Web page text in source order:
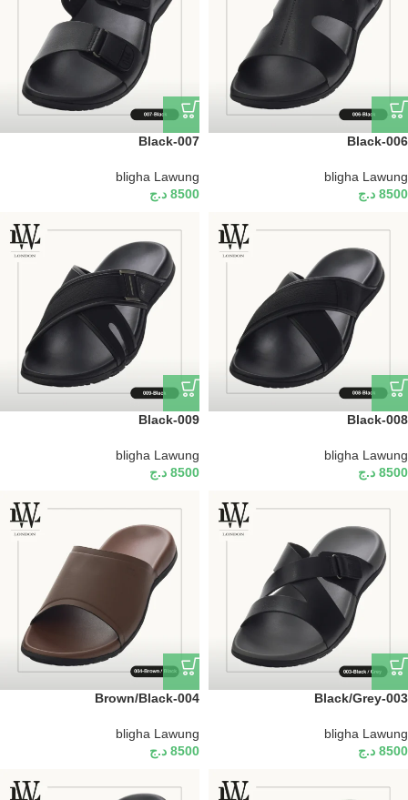
Black-006
bligha Lawung
8500 د.ج
Black-007
bligha Lawung
8500 د.ج
Black-008
bligha Lawung
8500 د.ج
Black-009
bligha Lawung
8500 د.ج
Black/Grey-003
bligha Lawung
8500 د.ج
Brown/Black-004
bligha Lawung
8500 د.ج